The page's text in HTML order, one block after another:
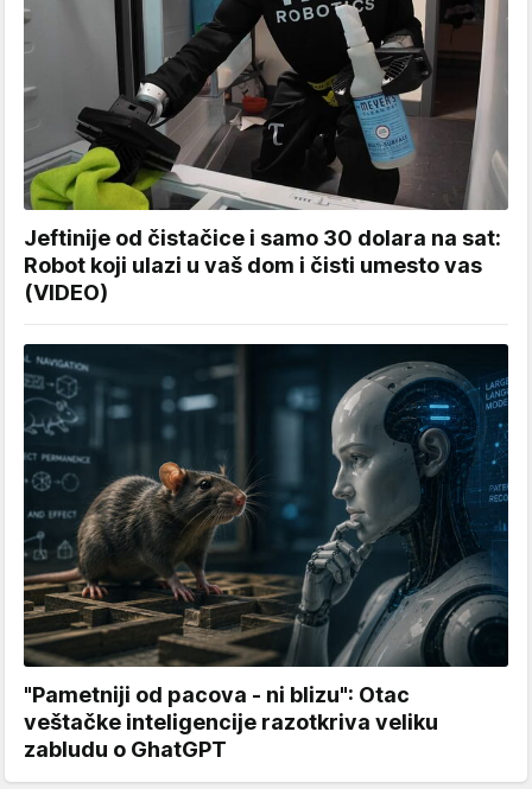
Jeftinije od čistačice i samo 30 dolara na sat:
Robot koji ulazi u vaš dom i čisti umesto vas
(VIDEO)
"Pametniji od pacova - ni blizu": Otac
veštačke inteligencije razotkriva veliku
zabludu o GhatGPT